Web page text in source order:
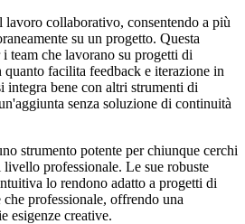
collaborativo, consentendo a più
su un progetto. Questa
team che lavorano su progetti di
facilita feedback e iterazione in
integra bene con altri strumenti di
senza soluzione di continuità
strumento potente per chiunque cerchi
professionale. Le sue robuste
lo rendono adatto a progetti di
professionale, offrendo una
esigenze creative.